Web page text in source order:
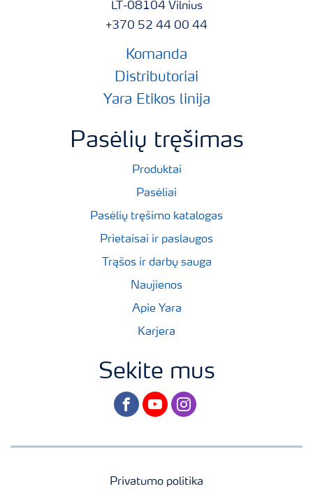
LT-08104 Vilnius
+370 52 44 00 44
Komanda
Distributoriai
Yara Etikos linija
Pasėlių tręšimas
Produktai
Pasėliai
Pasėlių tręšimo katalogas
Prietaisai ir paslaugos
Trąšos ir darbų sauga
Naujienos
Apie Yara
Karjera
Sekite mus
facebookyoutubeinstagram
Privatumo politika